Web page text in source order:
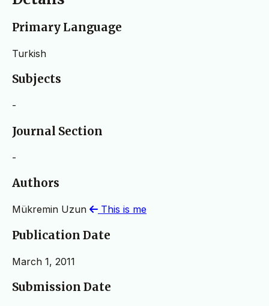
Primary Language
Turkish
Subjects
-
Journal Section
-
Authors
Mükremin Uzun This is me
Publication Date
March 1, 2011
Submission Date